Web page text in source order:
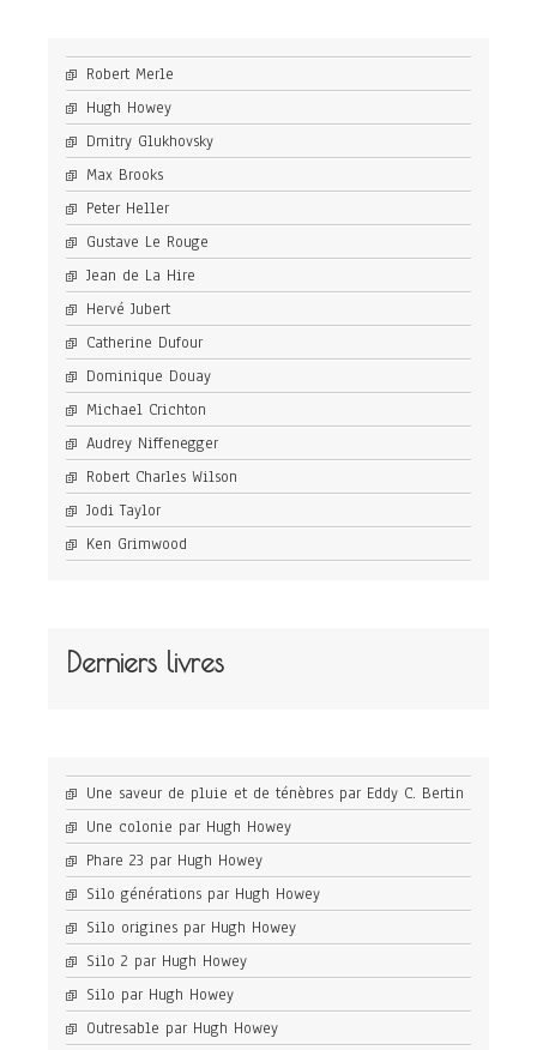
Robert Merle
Hugh Howey
Dmitry Glukhovsky
Max Brooks
Peter Heller
Gustave Le Rouge
Jean de La Hire
Hervé Jubert
Catherine Dufour
Dominique Douay
Michael Crichton
Audrey Niffenegger
Robert Charles Wilson
Jodi Taylor
Ken Grimwood
Derniers livres
Une saveur de pluie et de ténèbres par Eddy C. Bertin
Une colonie par Hugh Howey
Phare 23 par Hugh Howey
Silo générations par Hugh Howey
Silo origines par Hugh Howey
Silo 2 par Hugh Howey
Silo par Hugh Howey
Outresable par Hugh Howey